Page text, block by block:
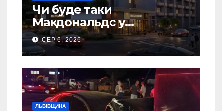
Чи буде таки
Макдональдс у
Дрогобичі? (Фото)
СЕР 6, 2026
ЛЬВІВЩИНА